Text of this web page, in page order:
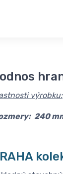
výrobku:
240